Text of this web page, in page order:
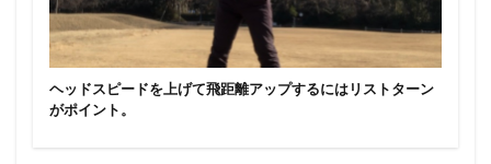
ヘッドスピードを上げて飛距離アップするにはリストターン
がポイント。